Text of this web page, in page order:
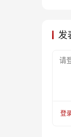
发
请
登